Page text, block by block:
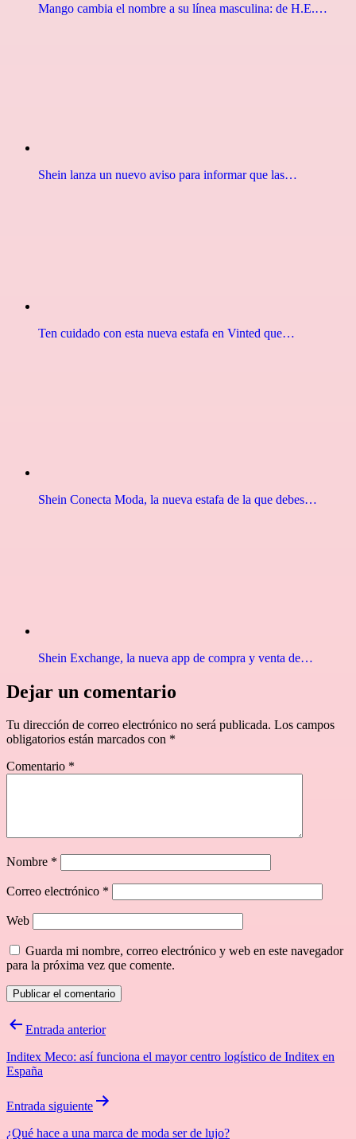
Mango cambia el nombre a su línea masculina: de H.E.…
Shein lanza un nuevo aviso para informar que las…
Ten cuidado con esta nueva estafa en Vinted que…
Shein Conecta Moda, la nueva estafa de la que debes…
Shein Exchange, la nueva app de compra y venta de…
Dejar un comentario
Tu dirección de correo electrónico no será publicada. Los campos
obligatorios están marcados con *
Comentario *
Nombre *
Correo electrónico *
Web
Guarda mi nombre, correo electrónico y web en este navegador
para la próxima vez que comente.
Navegación
entradas
Entrada anterior
Inditex Meco: así funciona el mayor centro logístico de Inditex en
España
Entrada siguiente
¿Qué hace a una marca de moda ser de lujo?